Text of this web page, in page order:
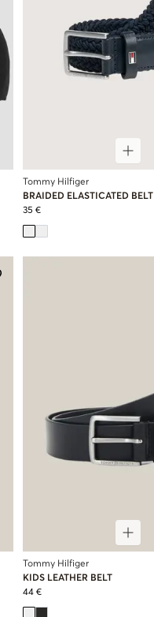
Tommy Hilfiger
BRAIDED ELASTICATED BELT
35 €
Tommy Hilfiger
KIDS LEATHER BELT
44 €